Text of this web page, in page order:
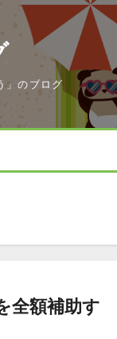
」のブログ
全額補助す